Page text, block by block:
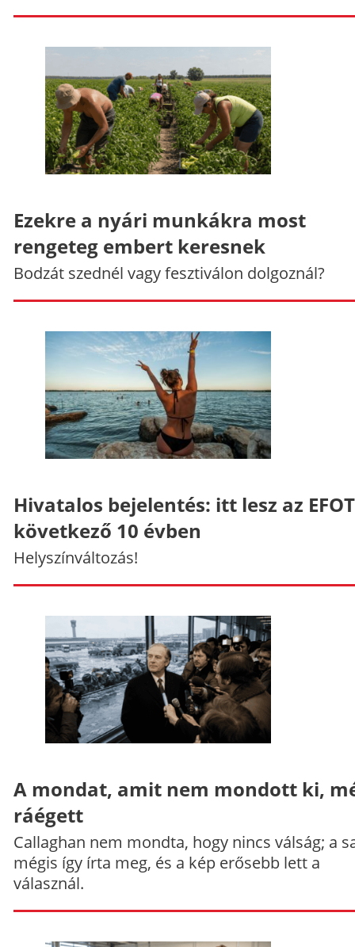
Ezekre a nyári munkákra most
rengeteg embert keresnek
Bodzát szednél vagy fesztiválon dolgoznál?
Hivatalos bejelentés: itt lesz az
következő 10 évben
Helyszínváltozás!
A mondat, amit nem mondott ki,
ráégett
Callaghan nem mondta, hogy nincs válság; a
mégis így írta meg, és a kép erősebb lett a
válasznál.